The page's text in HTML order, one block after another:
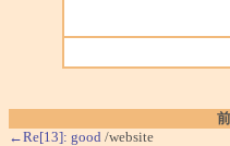
←Re[13]: good /website